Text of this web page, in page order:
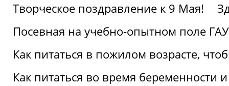
Творческое поздравление к 9 Мая!
Посевная на учебно-опытном поле
Как питаться в пожилом возрасте,
Как питаться во время беременности